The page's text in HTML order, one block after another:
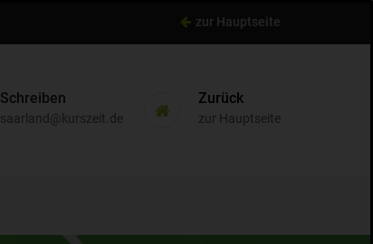
zur Hauptseite
Schreiben
saarland@kurszeit.de
Zurück
zur Hauptseite